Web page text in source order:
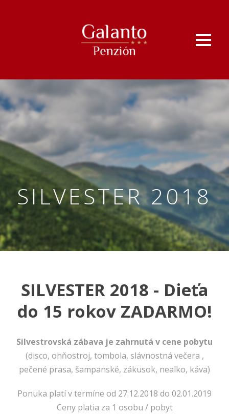
SILVESTER 2018
SILVESTER 2018 - Dieťa
do 15 rokov ZADARMO!
Silvestrovská zábava je zahrnutá v cene pobytu
(disco, ohňostroj, tombola, slávnostná večera ,
pečené prasa, šampanské, zákusok, nealko, káva)
Ponuka platí v termíne od 27.12.2018 do 02.01.2019
Ceny platia za 1 osobu / pobyt
Nevyhnutné
sú